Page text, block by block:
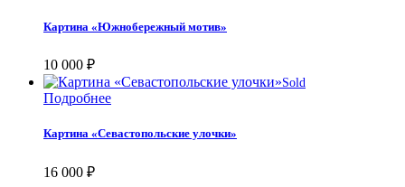
Картина «Южнобережный мотив»
10 000 ₽
Sold
Подробнее
Картина «Севастопольские улочки»
16 000 ₽